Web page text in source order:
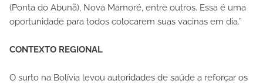
(Ponta do Abunã), Nova Mamoré, entre outros. Essa é uma
oportunidade para todos colocarem suas vacinas em dia.”
CONTEXTO REGIONAL
O surto na Bolívia levou autoridades de saúde a reforçar os